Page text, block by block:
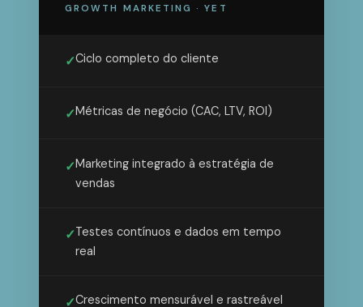
GROWTH MARKETING · YET
✓Ciclo completo do cliente
✓Métricas de negócio (CAC, LTV, ROI)
✓Marketing integrado à estratégia de
vendas
✓Testes contínuos e dados em tempo
real
✓Crescimento mensurável e rastreável